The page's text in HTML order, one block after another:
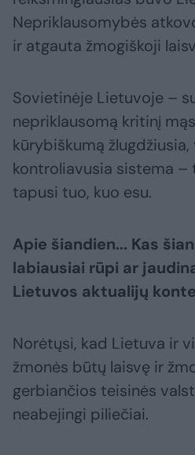
Nepriklausomybės
ir atgauta žmogiškoji
Sovietinėje Lietuvoje –
nepriklausomą kritinį
kūrybiškumą
kontroliavusia sistema –
tapusi tuo, kuo esu.
Apie šiandien... Kas
labiausiai rūpi ar
Lietuvos aktualijų
Norėtųsi, kad Lietuva ir
žmonės būtų laisvę ir
gerbiančios teisinės
neabejingi piliečiai.